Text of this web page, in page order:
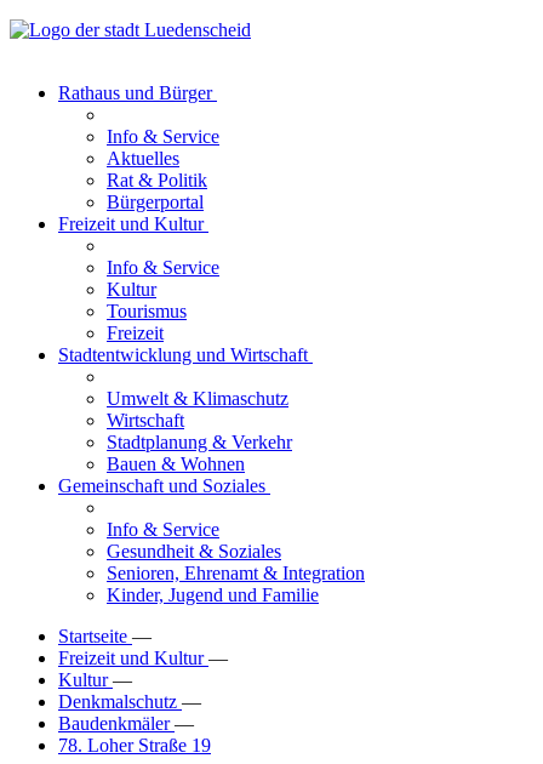
Rathaus und Bürger
Info & Service
Aktuelles
Rat & Politik
Bürgerportal
Freizeit und Kultur
Info & Service
Kultur
Tourismus
Freizeit
Stadtentwicklung und Wirtschaft
Umwelt & Klimaschutz
Wirtschaft
Stadtplanung & Verkehr
Bauen & Wohnen
Gemeinschaft und Soziales
Info & Service
Gesundheit & Soziales
Senioren, Ehrenamt & Integration
Kinder, Jugend und Familie
Startseite —
Freizeit und Kultur—
Kultur—
Denkmalschutz —
Baudenkmäler—
78. Loher Straße 19